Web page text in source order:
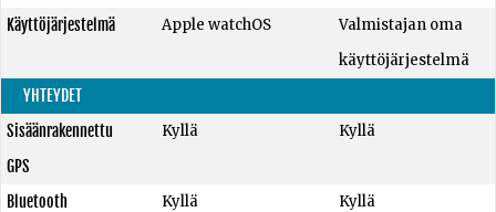
Käyttöjärjestelmä
Apple watchOS
Valmistajan oma
käyttöjärjestelmä
YHTEYDET
Sisäänrakennettu
GPS
Kyllä Kyllä
Bluetooth Kyllä
Kyllä